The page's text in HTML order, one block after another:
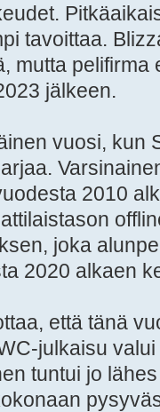
tavoittaa.
mutta pelifirma
jälkeen.
vuosi, kun
2010
joka
2020 alkaen
että tänä
julkaisu
tuntui jo